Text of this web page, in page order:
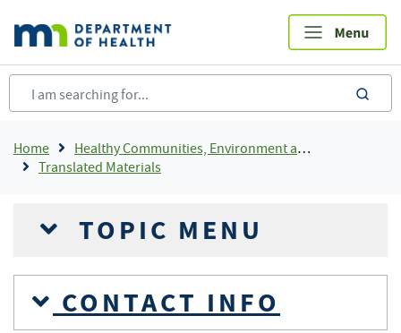
main
content
Breadcrumb
Home
Healthy Communities, Environment and Workplaces
Translated Materials
TOPIC MENU
CONTACT INFO